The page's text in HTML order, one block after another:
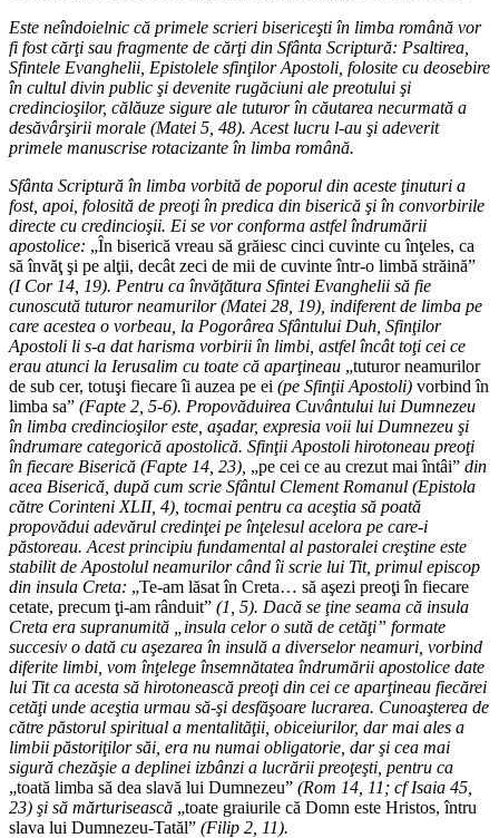
Este neîndoielnic că primele scrieri bisericeşti în limba română vor
fi fost cărţi sau fragmente de cărţi din Sfânta Scriptură: Psaltirea,
Sfintele Evanghelii, Epistolele sfinţilor Apostoli, folosite cu deosebire
în cultul divin public şi devenite rugăciuni ale preotului şi
credincioşilor, călăuze sigure ale tuturor în căutarea necurmată a
desăvârşirii morale (Matei 5, 48). Acest lucru l-au şi adeverit
primele manuscrise rotacizante în limba română.
Sfânta Scriptură în limba vorbită de poporul din aceste ţinuturi a
fost, apoi, folosită de preoţi în predica din biserică şi în convorbirile
directe cu credincioşii. Ei se vor conforma astfel îndrumării
apostolice: „În biserică vreau să grăiesc cinci cuvinte cu înţeles, ca
să învăţ şi pe alţii, decât zeci de mii de cuvinte într-o limbă străină”
(I Cor 14, 19). Pentru ca învăţătura Sfintei Evanghelii să fie
cunoscută tuturor neamurilor (Matei 28, 19), indiferent de limba pe
care acestea o vorbeau, la Pogorârea Sfântului Duh, Sfinţilor
Apostoli li s-a dat harisma vorbirii în limbi, astfel încât toţi cei ce
erau atunci la Ierusalim cu toate că aparţineau „tuturor neamurilor
de sub cer, totuşi fiecare îi auzea pe ei (pe Sfinţii Apostoli) vorbind în
limba sa” (Fapte 2, 5-6). Propovăduirea Cuvântului lui Dumnezeu
în limba credincioşilor este, aşadar, expresia voii lui Dumnezeu şi
îndrumare categorică apostolică. Sfinţii Apostoli hirotoneau preoţi
în fiecare Biserică (Fapte 14, 23), „pe cei ce au crezut mai întâi” din
acea Biserică, după cum scrie Sfântul Clement Romanul (Epistola
către Corinteni XLII, 4), tocmai pentru ca aceştia să poată
propovădui adevărul credinţei pe înţelesul acelora pe care-i
păstoreau. Acest principiu fundamental al pastoralei creştine este
stabilit de Apostolul neamurilor când îi scrie lui Tit, primul episcop
din insula Creta: „Te-am lăsat în Creta… să aşezi preoţi în fiecare
cetate, precum ţi-am rânduit” (1, 5). Dacă se ţine seama că insula
Creta era supranumită „insula celor o sută de cetăţi” formate
succesiv o dată cu aşezarea în insulă a diverselor neamuri, vorbind
diferite limbi, vom înţelege însemnătatea îndrumării apostolice date
lui Tit ca acesta să hirotonească preoţi din cei ce aparţineau fiecărei
cetăţi unde aceştia urmau să-şi desfăşoare lucrarea. Cunoaşterea de
către păstorul spiritual a mentalităţii, obiceiurilor, dar mai ales a
limbii păstoriţilor săi, era nu numai obligatorie, dar şi cea mai
sigură chezăşie a deplinei izbânzi a lucrării preoţeşti, pentru ca
„toată limba să dea slavă lui Dumnezeu” (Rom 14, 11; cf Isaia 45,
23) şi să mărturisească „toate graiurile că Domn este Hristos, întru
slava lui Dumnezeu-Tatăl” (Filip 2, 11).